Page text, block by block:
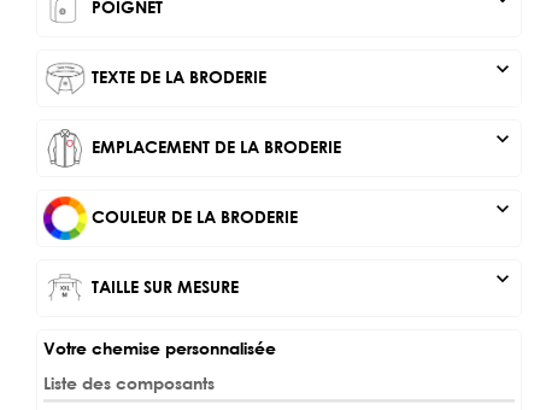
POIGNET
TEXTE DE LA BRODERIE expand_more
EMPLACEMENT DE LA BRODERIE expand_more
COULEUR DE LA BRODERIE expand_more
TAILLE SUR MESURE expand_more
Votre chemise personnalisée
Liste des composants